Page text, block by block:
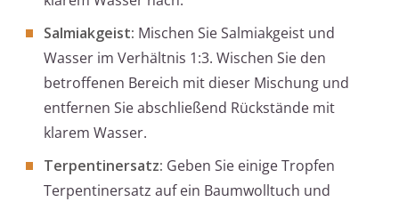
Salmiakgeist: Mischen Sie Salmiakgeist und
Wasser im Verhältnis 1:3. Wischen Sie den
betroffenen Bereich mit dieser Mischung und
entfernen Sie abschließend Rückstände mit
klarem Wasser.
Terpentinersatz: Geben Sie einige Tropfen
Terpentinersatz auf ein Baumwolltuch und